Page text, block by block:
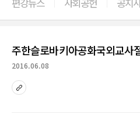
편강뉴스 사회공헌 공지
이전으로
주한슬로바키아공화국외교사
2016.06.08
sns